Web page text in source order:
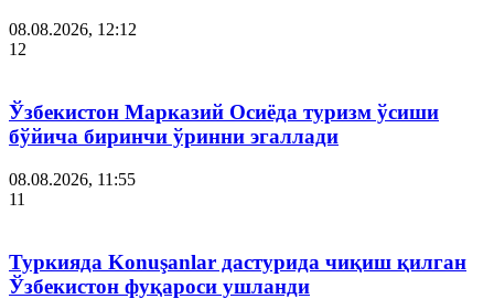
08.08.2026, 12:12
12
Ўзбекистон Марказий Осиёда туризм ўсиши
бўйича биринчи ўринни эгаллади
08.08.2026, 11:55
11
Туркияда Konuşanlar дастурида чиқиш қилган
Ўзбекистон фуқароси ушланди